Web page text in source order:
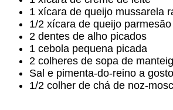
1 xícara de queijo mussarela
1/2 xícara de queijo
2 dentes de alho picados
1 cebola pequena picada
2 colheres de sopa de
Sal e pimenta-do-reino a gosto
1/2 colher de chá de noz-